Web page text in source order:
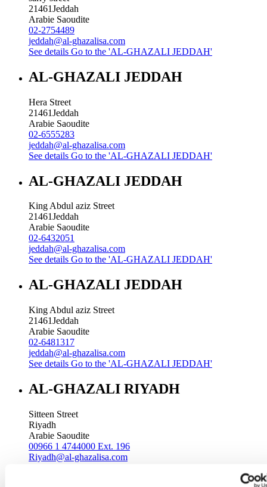
21461Jeddah
Arabie Saoudite
02-2754489
jeddah@al-ghazalisa.com
See details Go to the 'AL-GHAZALI JEDDAH'
AL-GHAZALI JEDDAH
Hera Street
21461Jeddah
Arabie Saoudite
02-6555283
jeddah@al-ghazalisa.com
See details Go to the 'AL-GHAZALI JEDDAH'
AL-GHAZALI JEDDAH
King Abdul aziz Street
21461Jeddah
Arabie Saoudite
02-6432051
jeddah@al-ghazalisa.com
See details Go to the 'AL-GHAZALI JEDDAH'
AL-GHAZALI JEDDAH
King Abdul aziz Street
21461Jeddah
Arabie Saoudite
02-6481317
jeddah@al-ghazalisa.com
See details Go to the 'AL-GHAZALI JEDDAH'
AL-GHAZALI RIYADH
Sitteen Street
Riyadh
Arabie Saoudite
00966 1 4744000 Ext. 196
Riyadh@al-ghazalisa.com